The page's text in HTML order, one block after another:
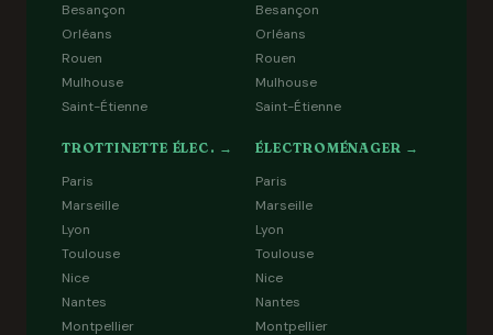
Besançon
Orléans
Rouen
Mulhouse
Saint-Étienne
Besançon
Orléans
Rouen
Mulhouse
Saint-Étienne
TROTTINETTE ÉLEC. →
Paris
Marseille
Lyon
Toulouse
Nice
Nantes
Montpellier
ÉLECTROMÉNAGER →
Paris
Marseille
Lyon
Toulouse
Nice
Nantes
Montpellier